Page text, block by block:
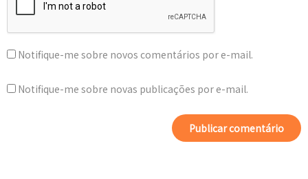
Notifique-me sobre novos comentários por e-mail.
Notifique-me sobre novas publicações por e-mail.